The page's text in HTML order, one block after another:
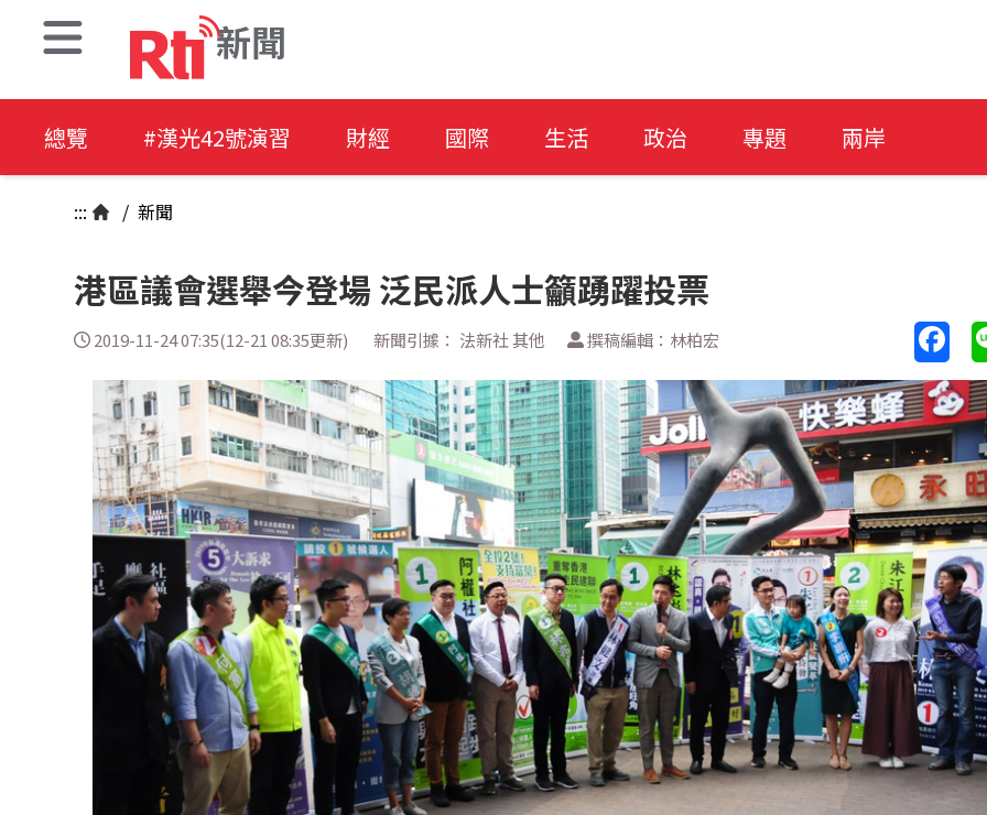
新聞
總覽 #漢光42號演習 財經 國際 生活 政治 專題 兩岸
::: / 新聞
港區議會選舉今登場 泛民派人士籲踴躍投票
2019-11-24 07:35(12-21 08:35更新) 新聞引據： 法新社 其他 撰稿編輯：林柏宏